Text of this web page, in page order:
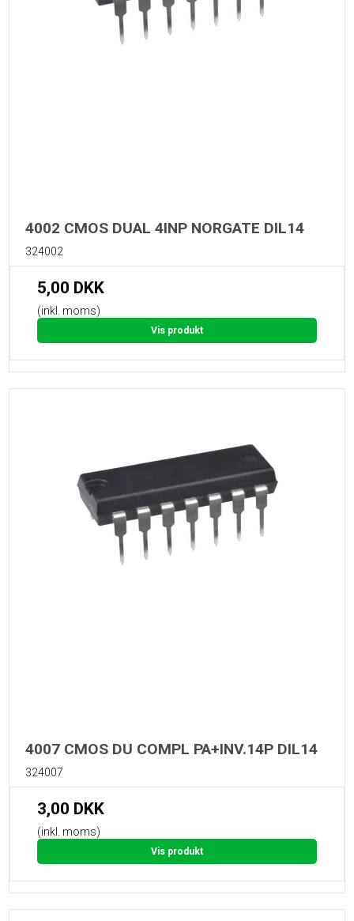
4002 CMOS DUAL 4INP NORGATE DIL14
324002
5,00 DKK
(inkl. moms)
Vis produkt
4007 CMOS DU COMPL PA+INV.14P DIL14
324007
3,00 DKK
(inkl. moms)
Vis produkt